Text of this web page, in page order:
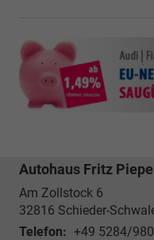
Autohaus Fritz
Am Zollstock 6
32816 Schieder-
Telefon: +49 5284/